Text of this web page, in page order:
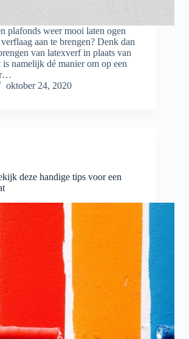
plafonds weer mooi laten ogen
aan te brengen? Denk dan
van latexverf in plaats van
namelijk dé manier om op een
oktober 24, 2020
deze handige tips voor een